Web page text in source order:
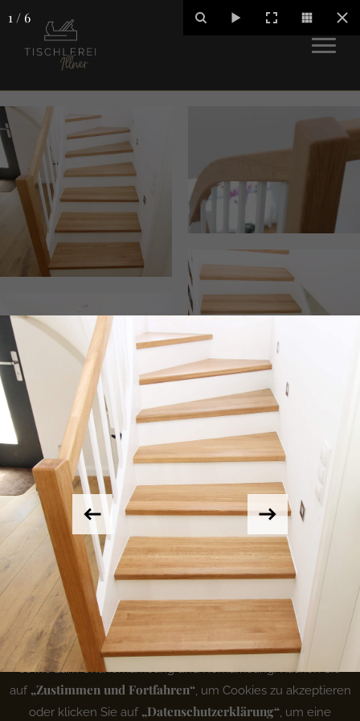
Sven Illner
Rölscheid 1
Um Ihnen eine angenehmere Erfahrung bei der Nutzung
unserer Website zu bieten, nutzen wir Cookies um statistische
Daten zur Optimierung der Website-Funktionen zu erheben
sowie zum Onlinemarketing und Remarketing. Klicken Sie
auf „Zustimmen und Fortfahren“, um Cookies zu akzeptieren
oder klicken Sie auf „Datenschutzerklärung“, um eine
1 /6